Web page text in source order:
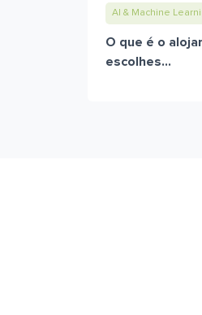
AI & Machine
O que é o
escolhes...